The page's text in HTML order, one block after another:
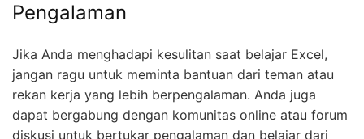
Pengalaman
Jika Anda menghadapi kesulitan saat belajar Excel,
jangan ragu untuk meminta bantuan dari teman atau
rekan kerja yang lebih berpengalaman. Anda juga
dapat bergabung dengan komunitas online atau forum
diskusi untuk bertukar pengalaman dan belajar dari